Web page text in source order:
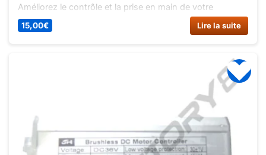
Améliorez le contrôle et la prise en main de votre
draisienne avec cette potence de qualité. Facile à
installer, pour une conduite plus confortable et
15,00€ Lire la suite